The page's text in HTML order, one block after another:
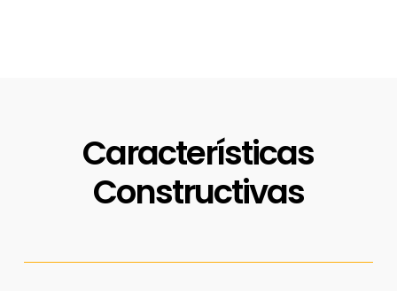
Características
Constructivas